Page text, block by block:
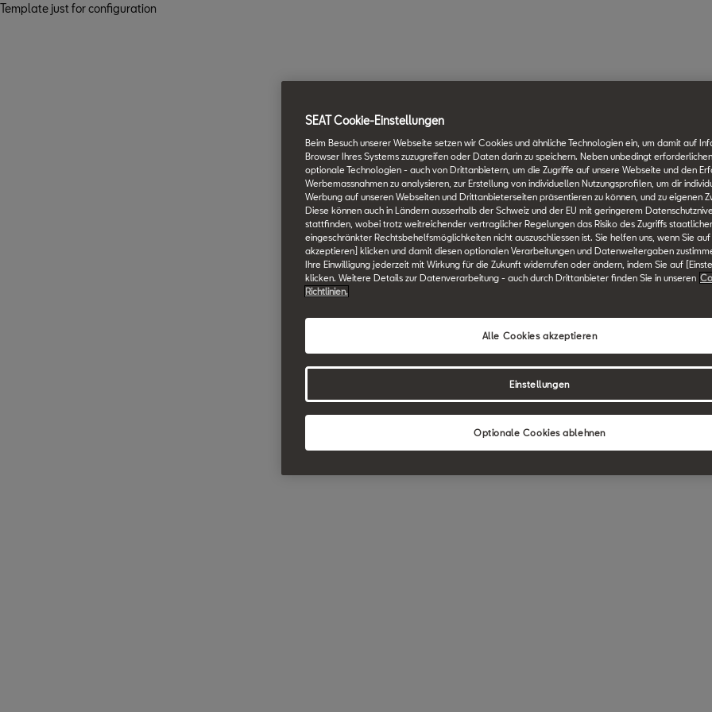
Template just for configuration
SEAT Cookie-Einstellungen
Beim Besuch unserer Webseite setzen wir Cookies und ähnliche Technologien ein, um damit auf
Browser Ihres Systems zuzugreifen oder Daten darin zu speichern. Neben unbedingt
optionale Technologien - auch von Drittanbietern, um die Zugriffe auf unsere Webseite und den
Werbemassnahmen zu analysieren, zur Erstellung von individuellen Nutzungsprofilen, um dir
Werbung auf unseren Webseiten und Drittanbieterseiten präsentieren zu können, und zu eigenen
Diese können auch in Ländern ausserhalb der Schweiz und der EU mit geringerem
stattfinden, wobei trotz weitreichender vertraglicher Regelungen das Risiko des Zugriffs
eingeschränkter Rechtsbehelfsmöglichkeiten nicht auszuschliessen ist. Sie helfen uns, wenn Sie
akzeptieren] klicken und damit diesen optionalen Verarbeitungen und Datenweitergaben
Ihre Einwilligung jederzeit mit Wirkung für die Zukunft widerrufen oder ändern, indem Sie auf
klicken. Weitere Details zur Datenverarbeitung - auch durch Drittanbieter finden Sie in unseren
Richtlinien.
Optionale Cookies ablehnen
Alle Cookies akzeptieren
Einstellungen